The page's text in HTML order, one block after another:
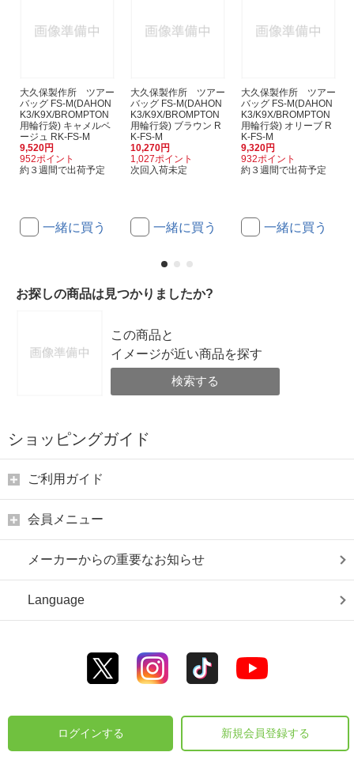
大久保製作所 ツアー
バッグ FS-M(DAHON
K3/K9X/BROMPTON
用輪行袋) キャメルベ
ージュ RK-FS-M
9,520円
952ポイント
約３週間で出荷予定
一緒に買う
大久保製作所 ツアー
バッグ FS-M(DAHON
K3/K9X/BROMPTON
用輪行袋) ブラウン R
K-FS-M
10,270円
1,027ポイント
次回入荷未定
一緒に買う
大久保製作所 ツアー
バッグ FS-M(DAHON
K3/K9X/BROMPTON
用輪行袋) オリーブ R
K-FS-M
9,320円
932ポイント
約３週間で出荷予定
一緒に買う
お探しの商品は見つかりましたか?
この商品と
イメージが近い商品を探す
検索する
ショッピングガイド
ご利用ガイド
会員メニュー
メーカーからの重要なお知らせ
Language
ログインする 新規会員登録する